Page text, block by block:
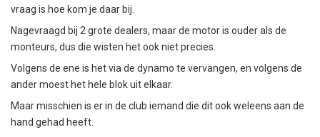
vraag is hoe kom je daar bij.
Nagevraagd bij 2 grote dealers, maar de motor is ouder als de
monteurs, dus die wisten het ook niet precies.
Volgens de ene is het via de dynamo te vervangen, en volgens de
ander moest het hele blok uit elkaar.
Maar misschien is er in de club iemand die dit ook weleens aan de
hand gehad heeft.